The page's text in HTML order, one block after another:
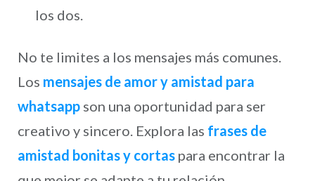
los dos.
No te limites a los mensajes más comunes.
Los mensajes de amor y amistad para
whatsappson una oportunidad para ser
creativo y sincero. Explora las frases de
amistad bonitas y cortaspara encontrar la